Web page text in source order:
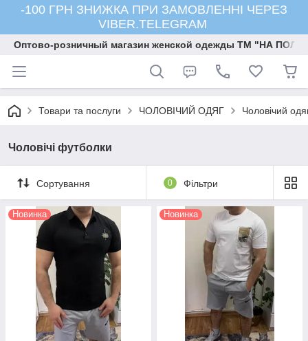
-100 ГРН ЗНИЖКА ПРИ ЗАМОВЛЕННІ ЧЕРЕЗ
VIBER.TELEGRAM
Оптово-розничный магазин женской одежды ТМ "НА
Товари та послуги ЧОЛОВІЧИЙ ОДЯГ Чоловічий
Чоловічі футболки
Сортування 0 Фільтри
Новинка Новинка